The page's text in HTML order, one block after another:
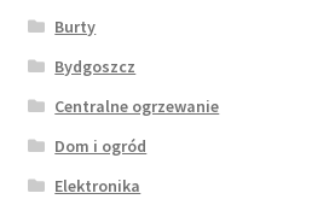
Burty
Bydgoszcz
Centralne ogrzewanie
Dom i ogród
Elektronika